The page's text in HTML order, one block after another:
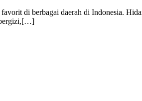
di berbagai daerah di Indonesia.
bergizi,[…]